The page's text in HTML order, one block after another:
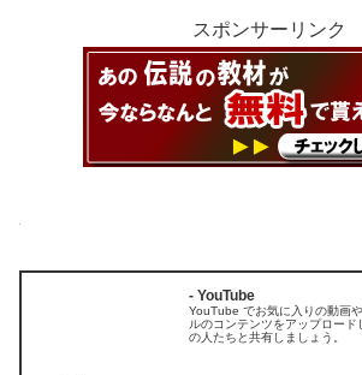
スポンサーリンク
- YouTube
YouTube でお気に入りの動画
ルのコンテンツをアップロー
の人たちと共有しましょう。